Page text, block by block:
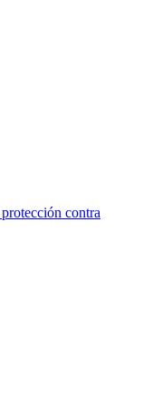
contra